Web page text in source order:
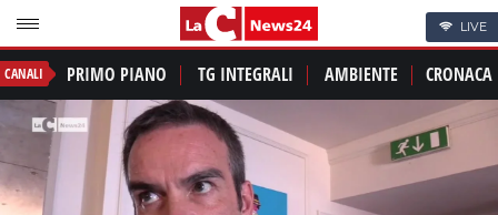
LIVE
CANALI PRIMO PIANO TG INTEGRALI AMBIENTE CRONACA